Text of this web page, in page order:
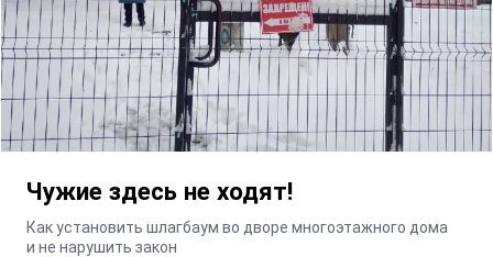
Чужие здесь не ходят!
Как установить шлагбаум во дворе многоэтажного дома
и не нарушить закон